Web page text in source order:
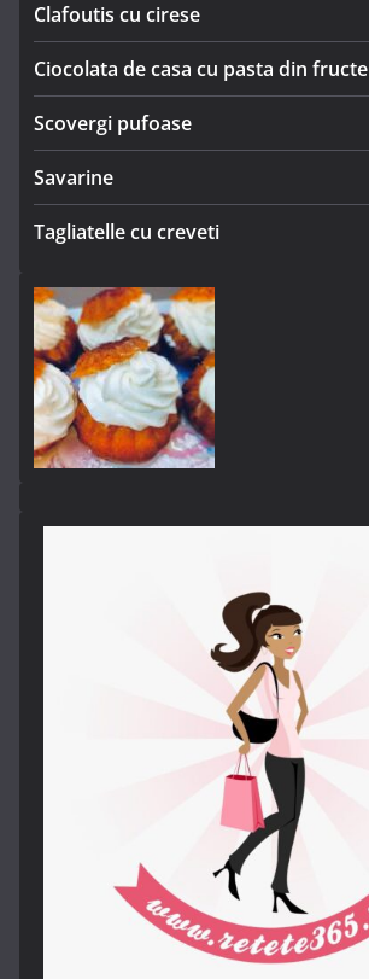
Clafoutis cu cirese
Ciocolata de casa cu pasta din fructe
Scovergi pufoase
Savarine
Tagliatelle cu creveti